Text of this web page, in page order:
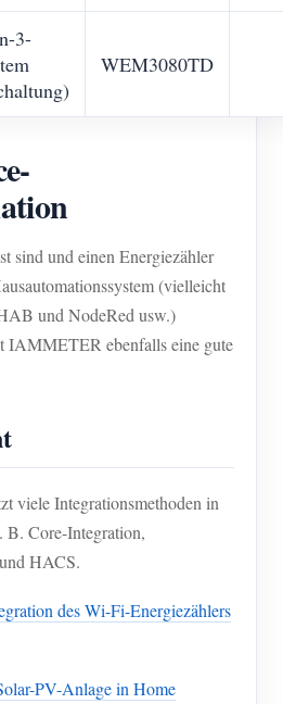
3-
WEM3080TD
sind und einen Energiezähler
(vielleicht
und NodeRed usw.)
IAMMETER ebenfalls eine gute
viele Integrationsmethoden in
B. Core-Integration,
HACS.
des Wi-Fi-Energiezählers
PV-Anlage in Home